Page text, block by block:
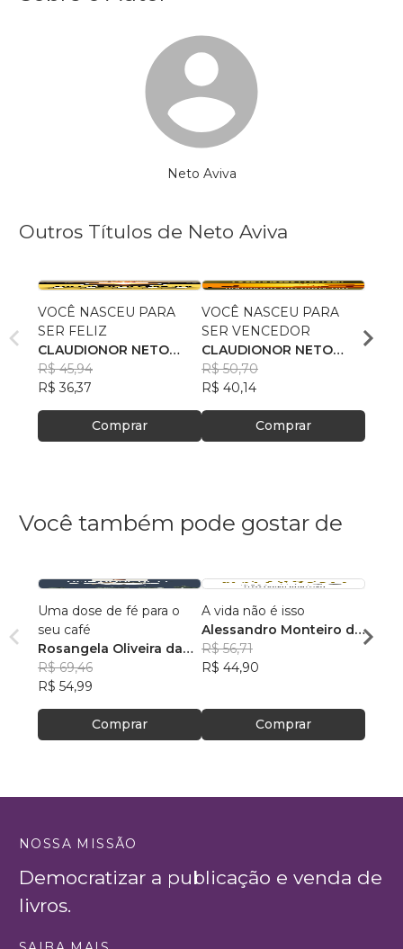
Neto Aviva
Outros Títulos de Neto Aviva
VOCÊ NASCEU PARA
SER FELIZ
CLAUDIONOR NETO
AVIVA
R$ 45,94
R$ 36,37
Comprar
VOCÊ NASCEU PARA
SER VENCEDOR
CLAUDIONOR NETO
AVIVA
R$ 50,70
R$ 40,14
Comprar
R$
Você também pode gostar de
Uma dose de fé para o
seu café
Rosangela Oliveira da
Silva
R$ 69,46
R$ 54,99
Comprar
A vida não é isso
Alessandro Monteiro de
Menezes
R$ 56,71
R$ 44,90
Comprar
R$
NOSSA MISSÃO
Democratizar a publicação e venda de
livros.